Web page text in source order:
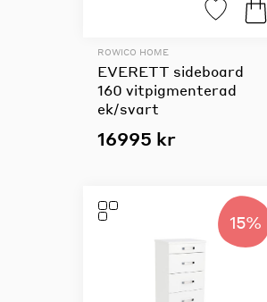
ROWICO HOME
EVERETT sideboard
160 vitpigmenterad
ek/svart
16995 kr
15%